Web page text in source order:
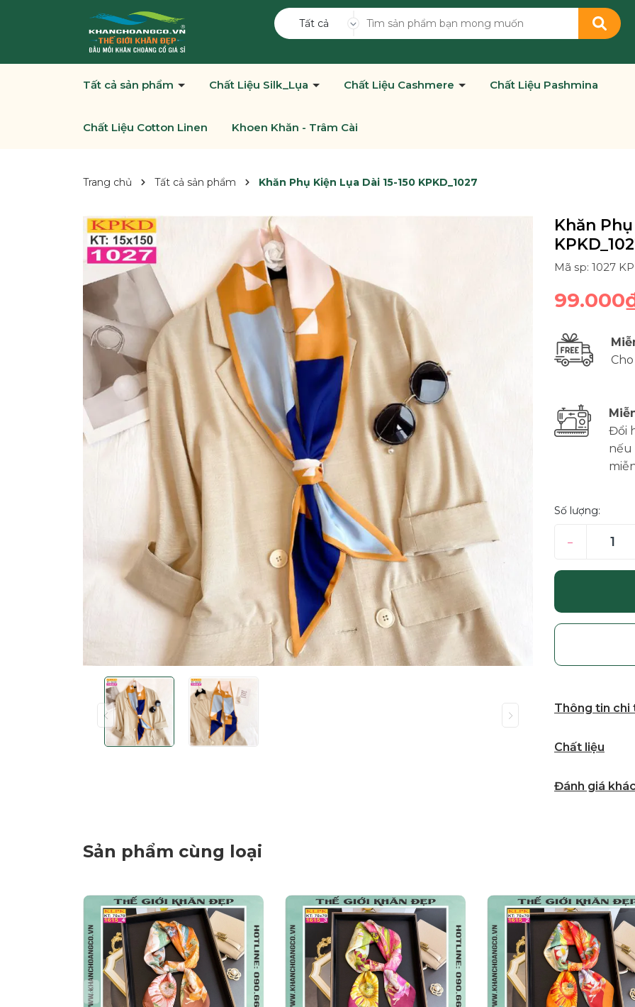
Tất cả
Tất cả sản phẩm Chất Liệu Silk_Lụa Chất Liệu Cashmere Chất Liệu Pashmina
Chất Liệu Cotton Linen Khoen Khăn - Trâm Cài
Trang chủ Tất cả sản phẩm Khăn Phụ Kiện Lụa Dài 15-150 KPKD_1027
Khăn Phụ
Mã sp: 1027
Đổi
nếu
Số lượng:
–
Thông tin chi
Chất liệu
Đánh giá
Sản phẩm cùng loại